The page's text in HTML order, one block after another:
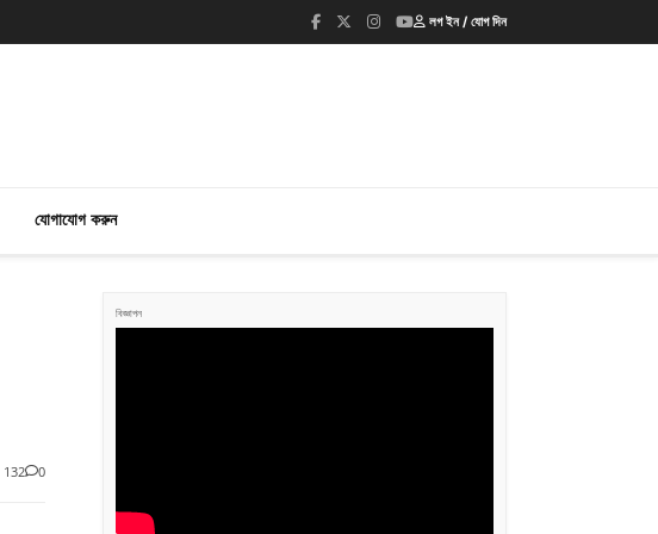
লগ ইন / যোগ দিন
যোগাযোগ করুন
132 0
বিজ্ঞাপন